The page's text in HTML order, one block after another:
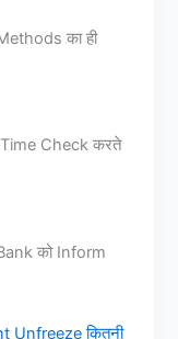
का ही
Check करते
को Inform
Unfreeze कितनी